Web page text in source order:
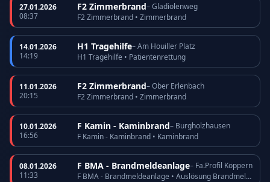
27.01.2026
08:37
F2 Zimmerbrand– Gladiolenweg
F2 Zimmerbrand • Zimmerbrand
14.01.2026
14:19
H1 Tragehilfe– Am Houiller Platz
H1 Tragehilfe • Patientenrettung
11.01.2026
20:15
F2 Zimmerbrand– Ober Erlenbach
F2 Zimmerbrand • Zimmerbrand
10.01.2026
16:56
F Kamin - Kaminbrand– Burgholzhausen
F Kamin - Kaminbrand • Kaminbrand
08.01.2026
11:33
F BMA - Brandmeldeanlage– Fa.Profil Köppern
F BMA - Brandmeldeanlage • Auslösung Brandmeldeanlage